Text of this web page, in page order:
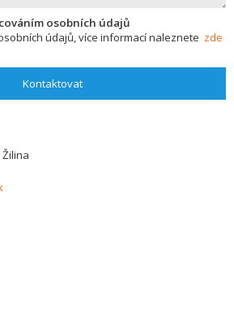
osobních údajů
údajů, více informací naleznete zde
Kontaktovat
Žilina